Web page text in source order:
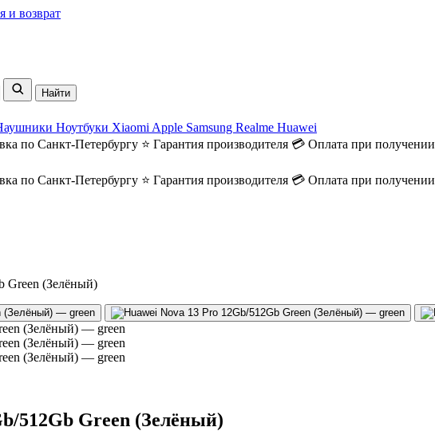
и возврат
Найти
Ноутбуки Xiaomi Apple Samsung Realme Huawei
по Санкт-Петербургу ⭐ Гарантия производителя 💳 Оплата при получении
по Санкт-Петербургу ⭐ Гарантия производителя 💳 Оплата при получении
Green (Зелёный)
512Gb Green (Зелёный)